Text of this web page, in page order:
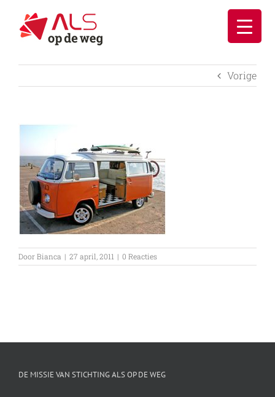
inhoud
Vorige
DoorBianca | 27 april, 2011 | 0 Reacties
DE MISSIE VAN STICHTING ALS OP DE WEG